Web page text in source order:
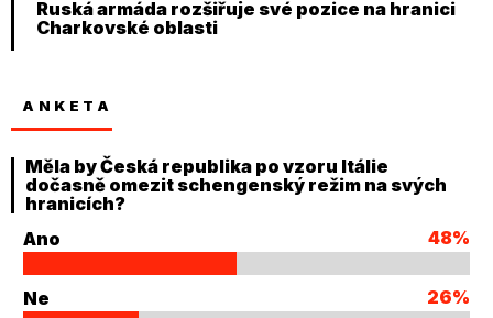
Ruská armáda rozšiřuje své pozice na hranici
Charkovské oblasti
ANKETA
Měla by Česká republika po vzoru Itálie
dočasně omezit schengenský režim na svých
hranicích?
Ano
48%
Ne 26%